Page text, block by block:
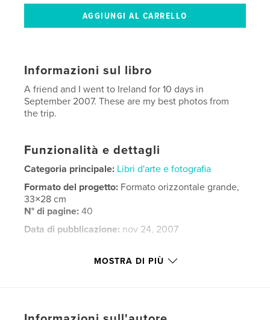
Informazioni sul libro
A friend and I went to Ireland for 10 days in
September 2007. These are my best photos from
the trip.
Funzionalità e dettagli
Categoria principale: Libri d'arte e fotografia
Formato del progetto: Formato orizzontale grande,
33×28 cm
N° di pagine:40
Data di pubblicazione: nov 24, 2007
kylemore abbey ,
, skelligs , ruins , clonmacnoise
MOSTRA DI PIÙ